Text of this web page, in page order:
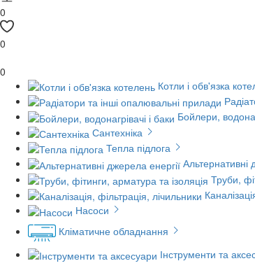
0
0
0
Котли і обв'язка
Бойлери,
Сантехніка
Тепла підлога
Альтернативні
Труби,
Насоси
Кліматичне обладнання
Інструменти та